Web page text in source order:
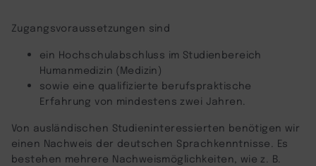
Zugangsvoraussetzungen sind
ein Hochschulabschluss im Studienbereich
Humanmedizin (Medizin)
sowie eine qualifizierte berufspraktische
Erfahrung von mindestens zwei Jahren.
Von ausländischen Studieninteressierten benötigen wir
einen Nachweis der deutschen Sprachkenntnisse. Es
bestehen mehrere Nachweismöglichkeiten, wie z. B.